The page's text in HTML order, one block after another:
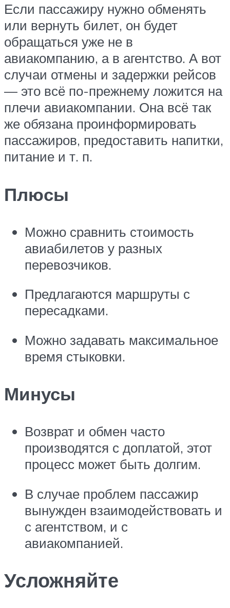
Если пассажиру нужно обменять
или вернуть билет, он будет
обращаться уже не в
авиакомпанию, а в агентство. А вот
случаи отмены и задержки рейсов
— это всё по-прежнему ложится на
плечи авиакомпании. Она всё так
же обязана проинформировать
пассажиров, предоставить напитки,
питание и т. п.
Плюсы
Можно сравнить стоимость
авиабилетов у разных
перевозчиков.
Предлагаются маршруты с
пересадками.
Можно задавать максимальное
время стыковки.
Минусы
Возврат и обмен часто
производятся с доплатой, этот
процесс может быть долгим.
В случае проблем пассажир
вынужден взаимодействовать и
с агентством, и с
авиакомпанией.
Усложняйте